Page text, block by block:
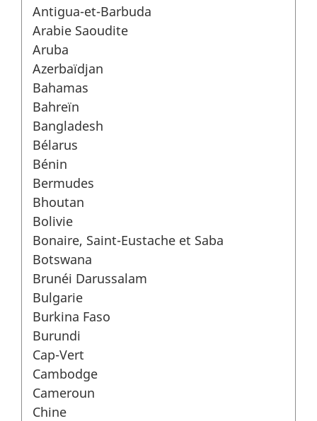
Antigua-et-Barbuda
Arabie Saoudite
Aruba
Azerbaïdjan
Bahamas
Bahreïn
Bangladesh
Bélarus
Bénin
Bermudes
Bhoutan
Bolivie
Bonaire, Saint-Eustache et Saba
Botswana
Brunéi Darussalam
Bulgarie
Burkina Faso
Burundi
Cap-Vert
Cambodge
Cameroun
Chine